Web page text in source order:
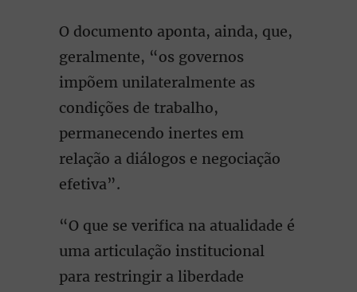
O documento aponta, ainda, que,
geralmente, “os governos
impõem unilateralmente as
condições de trabalho,
permanecendo inertes em
relação a diálogos e negociação
efetiva”.
“O que se verifica na atualidade é
uma articulação institucional
para restringir a liberdade